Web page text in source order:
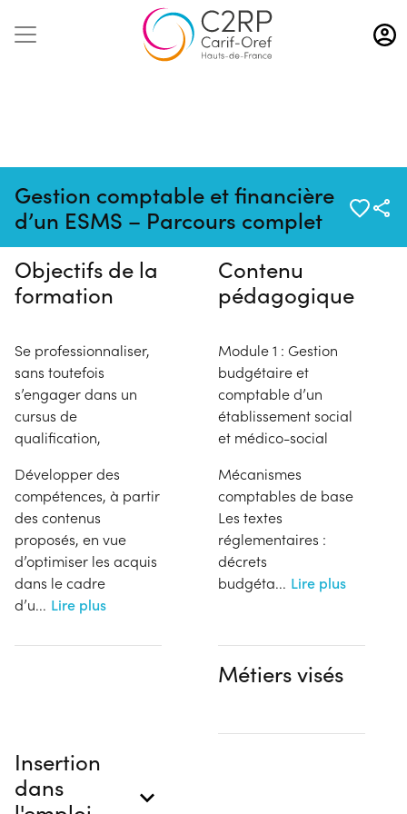
Aller
au
contenu
Gestion comptable et financière
d’un ESMS – Parcours complet
Pas de session programmée en
ce moment
Objectifs de la
formation
Se professionnaliser,
sans toutefois
s’engager dans un
cursus de
qualification,
Développer des
compétences, à partir
des contenus
proposés, en vue
d’optimiser les acquis
dans le cadre
d’u... Lire plus
Contenu
pédagogique
Module 1 : Gestion
budgétaire et
comptable d’un
établissement social
et médico-social
Mécanismes
comptables de base
Les textes
réglementaires :
décrets
budgéta... Lire plus
Métiers visés
Insertion
dans